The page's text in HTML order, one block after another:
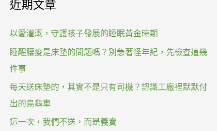
近期文章
以愛灌溉，守護孩子發展的睡眠黃金時期
睡醒腰痠是床墊的問題嗎？別急著怪年紀，先檢查這幾
件事
每天送床墊的，其實不是只有司機？認識工廠裡默默付
出的烏龜車
這一次，我們不送，而是義賣